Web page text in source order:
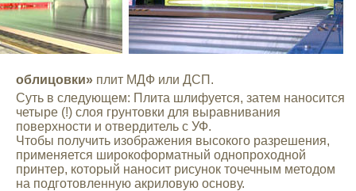
облицовки»плит МДФ или ДСП.
Суть в следующем: Плита шлифуется, затем наносится
четыре (!) слоя грунтовки для выравнивания
поверхности и отвердитель с УФ.
Чтобы получить изображения высокого разрешения,
применяется широкоформатный однопроходной
принтер, который наносит рисунок точечным методом
на подготовленную акриловую основу.